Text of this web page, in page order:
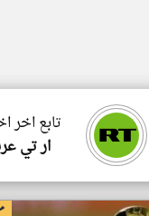
تابع اخر
ار تي